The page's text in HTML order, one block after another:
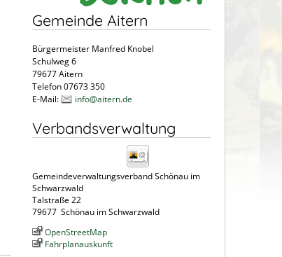
Gemeinde Aitern
Bürgermeister Manfred Knobel
Schulweg 6
79677 Aitern
Telefon 07673 350
E-Mail:
info@aitern.de
Verbandsverwaltung
Gemeindeverwaltungsverband Schönau im
Schwarzwald
Talstraße 22
79677 Schönau im Schwarzwald
OpenStreetMap
Fahrplanauskunft